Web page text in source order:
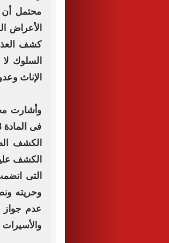
محتمل أن
الأعراض
كشف
السلوك
الإناث
الكشف
الكشف
التى
عدم جواز
والأسيرات